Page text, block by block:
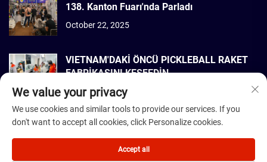
138. Kanton Fuarı'nda Parladı
October 22, 2025
VIETNAM'DAKİ ÖNCÜ PICKLEBALL RAKET
FABRİKASINI KEŞFEDİN
September 22, 2025
Telif Hakkı © 2026 Dmantis Sports Goods Co., Ltd. Beijing Tüm hakları
saklıdır. - Gizlilik Politikası
We value your privacy
We use cookies and similar tools to provide our services. If you
don't want to accept all cookies, click Personalize cookies.
Accept all